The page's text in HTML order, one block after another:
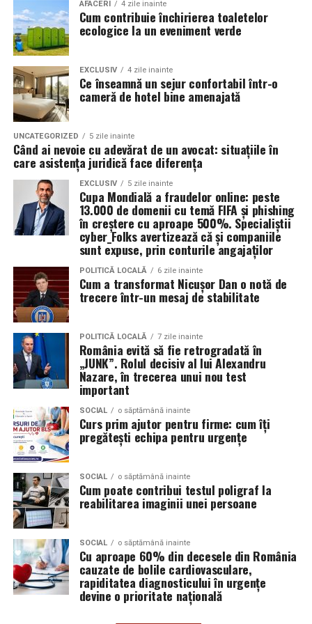
Valoarea 30 indică comportamentul uleiului la
temperatura normală de funcționare a motorului.
Rezultatul este un echilibru foarte bun între protecție și
economie de combustibil.
Pentru ce motoare este recomandat Ravenol VMP
USVO 5W30?
Tipul deulei de motor Ravenol
recomandat pentru numeroase motoare moderne care
necesită un ulei 5W30 cu aprobări OEM specifice.
În funcție de specificațiile constructorului, poate fi
utilizat pe vehicule ale unor mărci precum:
Mercedes-Benz;
Volkswagen;
Audi;
Skoda;
Seat;
Porsche;
Opel;
Ford;
Renault și altele.
Compatibilitatea exactă trebuie verificată întotdeauna
în manualul vehiculului sau în documentația tehnică a
producătorului.
Este potrivit pentru motoarele diesel?
Da.
Ravenol VMP USVO 5W30 este utilizat frecvent pe
În plus, prin alegerea facilităților ecologice,
organizatorii unui eveniment pot reduce semnificativ
impactul negativ asupra mediului în comparație cu
soluțiile tradiționale, care sunt mult mai dăunătoare
pentru natură. Astfel, toaletele ecologice contribuie la
promovarea unui comportament responsabil din punct
de vedere ecologic și ajută la protejarea resurselor
naturale.
Impactul pozitiv asupra imaginii evenimentului
Alegerea unor soluții ecologice, precum tipul ecologic
de toaletă, poate aduce beneficii semnificative imaginii
unui eveniment. Într-o eră în care participanții devin din
ce în ce mai conștienți de problemele de mediu,
organizatorii care aleg să adopte soluții sustenabile, cum
ar fi închirierea toaletelor din gama ecologică, pot
câștiga aprecierea publicului.
Aceasta nu doar că îmbunătățește percepția față de
eveniment, dar poate și atrage mai mulți participanți
care sunt interesați de susținerea unor cauze ecologice.
Promovând un eveniment “verde”, organizatorii pot
atrage atenția asupra angajamentului față de protejarea
mediului și față de responsabilitatea socială.
Participanții vor aprecia cu siguranță faptul că
organizatorii au ales să adopte soluții care protejează
natura. De asemenea, acest lucru poate contribui la
creșterea reputației evenimentului și la creșterea
numărului de participanți în edițiile viitoare.
Confortul participanților
Deși un eveniment verde presupune economii de costuri
și un impact pozitiv asupra mediului, nu trebuie să se
facă compromisuri în ceea ce privește confortul
participanților. Modelele ecologice sunt concepute
AFACERI 4 zile inainte
Cum contribuie închirierea toaletelor
ecologice la un eveniment verde
EXCLUSIV 4 zile inainte
Ce înseamnă un sejur confortabil într-o
cameră de hotel bine amenajată
UNCATEGORIZED 5 zile inainte
Când ai nevoie cu adevărat de un avocat: situațiile în
care asistența juridică face diferența
EXCLUSIV 5 zile inainte
Cupa Mondială a fraudelor online: peste
13.000 de domenii cu temă FIFA și phishing
în creștere cu aproape 500%. Specialiștii
cyber_Folks avertizează că și companiile
sunt expuse, prin conturile angajaților
POLITICĂ LOCALĂ 6 zile inainte
Cum a transformat Nicușor Dan o notă de
trecere într-un mesaj de stabilitate
POLITICĂ LOCALĂ 7 zile inainte
România evită să fie retrogradată în
„JUNK”. Rolul decisiv al lui Alexandru
Nazare, în trecerea unui nou test
important
SOCIAL o săptămână inainte
Curs prim ajutor pentru firme: cum îți
pregătești echipa pentru urgențe
SOCIAL o săptămână inainte
Cum poate contribui testul poligraf la
reabilitarea imaginii unei persoane
SOCIAL o săptămână inainte
Cu aproape 60% din decesele din România
cauzate de bolile cardiovasculare,
rapiditatea diagnosticului în urgențe
devine o prioritate națională